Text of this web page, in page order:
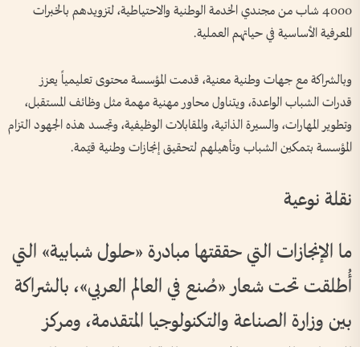
4000 شاب من مجندي الخدمة الوطنية والاحتياطية، لتزويدهم بالخبرات
المعرفية الأساسية في حياتهم العملية.
وبالشراكة مع جهات وطنية معنية، قدمت المؤسسة محتوى تعليمياً يعزز
قدرات الشباب الواعدة، ويتناول محاور مهنية مهمة مثل وظائف المستقبل،
وتطوير المهارات، والسيرة الذاتية، والمقابلات الوظيفية، وتجسد هذه الجهود التزام
المؤسسة بتمكين الشباب وتأهيلهم لتحقيق إنجازات وطنية قيّمة.
نقلة نوعية
ما الإنجازات التي حققتها مبادرة «حلول شبابية» التي
أُطلقت تحت شعار «صُنع في العالم العربي»، بالشراكة
بين وزارة الصناعة والتكنولوجيا المتقدمة، ومركز